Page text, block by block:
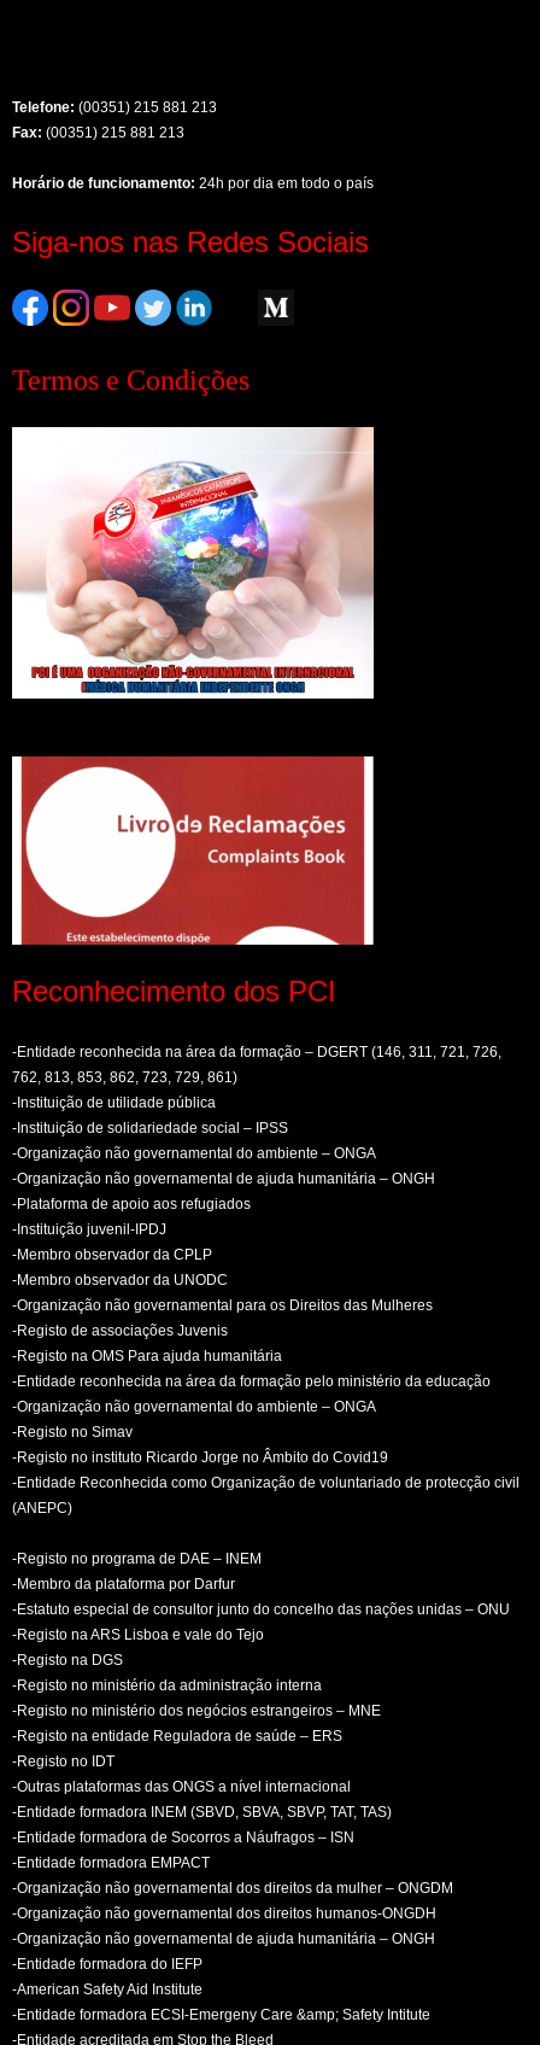
Telefone: (00351) 215 881 213
Fax: (00351) 215 881 213
Horário de funcionamento: 24h por dia em todo o país
Siga-nos nas Redes Sociais
Termos e Condições
Reconhecimento dos PCI
-Entidade reconhecida na área da formação – DGERT (146, 311, 721, 726,
762, 813, 853, 862, 723, 729, 861)
-Instituição de utilidade pública
-Instituição de solidariedade social – IPSS
-Organização não governamental do ambiente – ONGA
-Organização não governamental de ajuda humanitária – ONGH
-Plataforma de apoio aos refugiados
-Instituição juvenil-IPDJ
-Membro observador da CPLP
-Membro observador da UNODC
-Organização não governamental para os Direitos das Mulheres
-Registo de associações Juvenis
-Registo na OMS Para ajuda humanitária
-Entidade reconhecida na área da formação pelo ministério da educação
-Organização não governamental do ambiente – ONGA
-Registo no Simav
-Registo no instituto Ricardo Jorge no Âmbito do Covid19
-Entidade Reconhecida como Organização de voluntariado de protecção civil
(ANEPC)
-Registo no programa de DAE – INEM
-Membro da plataforma por Darfur
-Estatuto especial de consultor junto do concelho das nações unidas – ONU
-Registo na ARS Lisboa e vale do Tejo
-Registo na DGS
-Registo no ministério da administração interna
-Registo no ministério dos negócios estrangeiros – MNE
-Registo na entidade Reguladora de saúde – ERS
-Registo no IDT
-Outras plataformas das ONGS a nível internacional
-Entidade formadora INEM (SBVD, SBVA, SBVP, TAT, TAS)
-Entidade formadora de Socorros a Náufragos – ISN
-Entidade formadora EMPACT
-Organização não governamental dos direitos da mulher – ONGDM
-Organização não governamental dos direitos humanos-ONGDH
-Organização não governamental de ajuda humanitária – ONGH
-Entidade formadora do IEFP
-American Safety Aid Institute
-Entidade formadora ECSI-Emergeny Care &amp; Safety Intitute
-Entidade acreditada em Stop the Bleed